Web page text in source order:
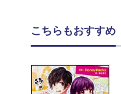
こちらもおすすめ